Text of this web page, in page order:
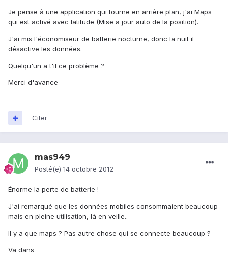
Je pense à une application qui tourne en arrière plan, j'ai Maps
qui est activé avec latitude (Mise a jour auto de la position).
J'ai mis l'économiseur de batterie nocturne, donc la nuit il
désactive les données.
Quelqu'un a t'il ce problème ?
Merci d'avance
Citer
mas949
Posté(e) 14 octobre 2012
Énorme la perte de batterie !
J'ai remarqué que les données mobiles consommaient beaucoup
mais en pleine utilisation, là en veille..
Il y a que maps ? Pas autre chose qui se connecte beaucoup ?
Va dans